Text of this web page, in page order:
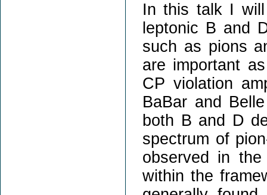
In this talk I will
leptonic B and
such as pions
are important
CP violation
BaBar and
both B and D
spectrum of
observed in the
within the